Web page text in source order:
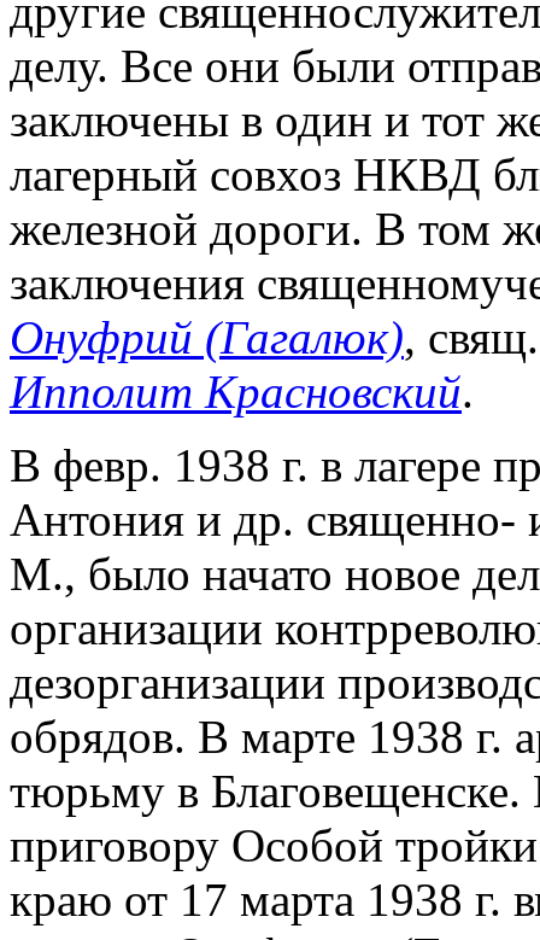
другие
делу. Все они были
заключены в один и тот
лагерный совхоз НКВД
железной дороги. В том
заключения
Онуфрий (Гагалюк),
Ипполит Красновский.
В февр. 1938 г. в лагере
Антония и др. священно-
М., было начато новое
организации
дезорганизации
обрядов. В марте 1938 г.
тюрьму в
приговору Особой
краю от 17 марта 1938 г.